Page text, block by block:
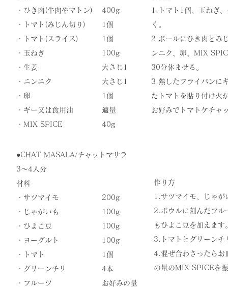
・ひき肉(牛肉やマトン)
・トマト(みじん切り)
​・トマト(スライス)
・玉ねぎ
・生姜
・ニンニク
・卵
・ギー又は食用油
・MIX SPICE
400g
1個
1個
100g
大さじ1
大さじ1
1個
適量
​40g
​1.トマト1個、玉ねぎ
く。
2.ボールにひき肉とみ
ンニク、卵、MIX
30分休ませる。
3.熱したフライパンに
たトマトを貼り付け火
お好みでトマトケチャ
●​CHAT MASALA/チャットマサラ
3〜4人分
材料
・サツマイモ
・じゃがいも
・ひよこ豆
・ヨーグルト
・トマト
・グリーンチリ
・フルーツ
200g
100g
100g
100g
1個
4本
お好みの量
作り方
​1.サツマイモ、じゃが
​2.ボウルに刻んだフル
もひよこ豆を加えま
3.トマトとグリーンチ
​4.混ぜ合わさったらお
の量のMIX SPICEを